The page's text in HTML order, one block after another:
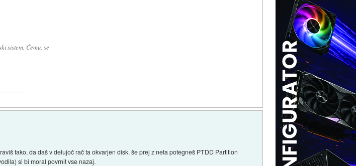
sistem. Čemu, se
tako, da daš v delujoč rač ta okvarjen disk. še prej z neta potegneš PTDD Partition
si bi moral povrnit vse nazaj.